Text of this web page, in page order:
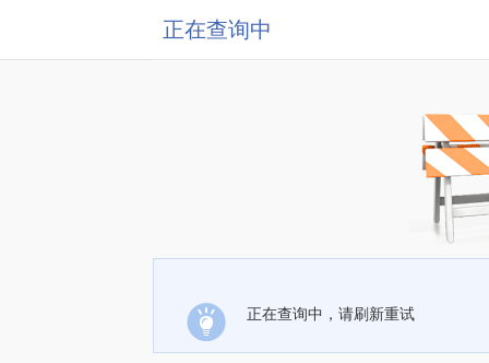
正在查询中
正在查询中，请刷新重试